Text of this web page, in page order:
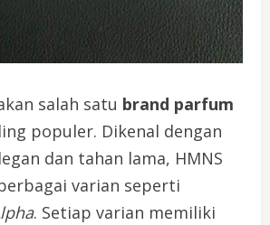
salah satu brand parfum
populer. Dikenal dengan
dan tahan lama, HMNS
varian seperti
. Setiap varian memiliki